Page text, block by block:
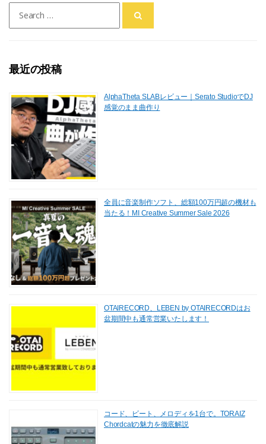
for:
最近の投稿
AlphaTheta SLABレビュー｜Serato StudioでDJ
感覚のまま曲作り
全員に音楽制作ソフト、総額100万円超の機材も
当たる！MI Creative Summer Sale 2026
OTAIRECORD、LEBEN by OTAIRECORDはお
盆期間中も通常営業いたします！
コード、ビート、メロディを1台で。TORAIZ
Chordcatの魅力を徹底解説